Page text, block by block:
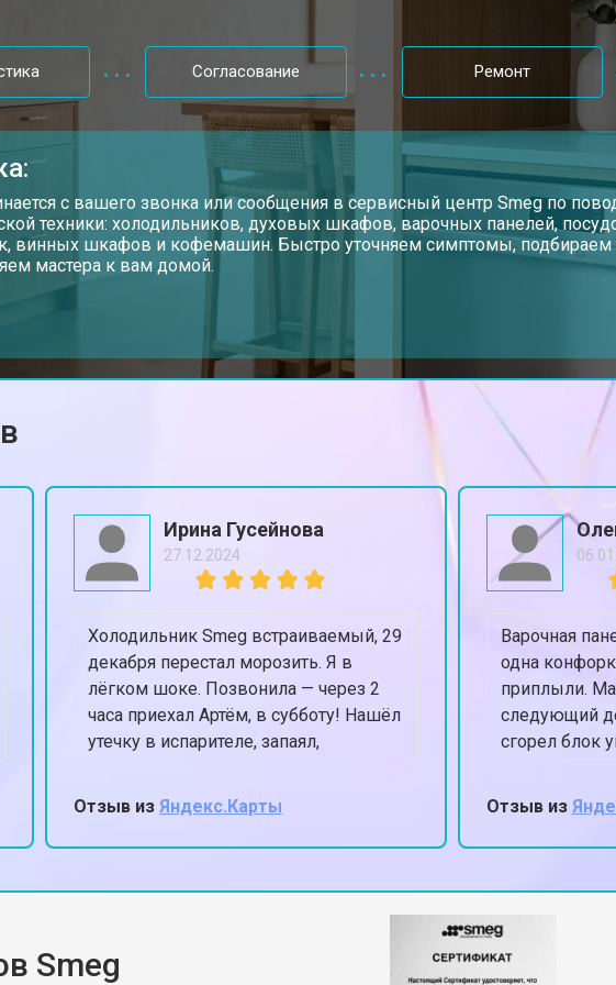
от 50 мин от 1600 ₽
от 60 мин
от 40 мин от 850 ₽
от 1600 ₽
протечек от 70 мин от 1800 ₽
от 40 мин от 1200 ₽
от 50 мин от 1100 ₽
от 2450 ₽
от 60 мин от 1550 ₽
от 2000 ₽
Согласование Ремонт
с вашего звонка или сообщения в сервисный центр Smeg по
техники: холодильников, духовых шкафов, варочных панелей,
винных шкафов и кофемашин. Быстро уточняем симптомы, подбираем
мастера к вам домой.
Ирина Гусейнова
27.12.2024
Холодильник Smeg встраиваемый, 29
декабря перестал морозить. Я в
лёгком шоке. Позвонила — через 2
часа приехал Артём, в субботу! Нашёл
утечку в испарителе, запаял,
заправил. К вечеру уже -18 в
морозилке. Спасли Новый год,
честное слово.
Отзыв изЯндекс.Карты
Варочная
одна
приплыли.
следующий
сгорел блок
40 минут,
телефону.
Отзыв из
Smeg